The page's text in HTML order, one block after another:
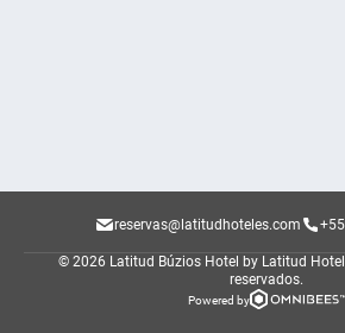
reservas@latitudhoteles.com
© 2026 Latitud Búzios Hotel by Latitud
reservados.
Powered by